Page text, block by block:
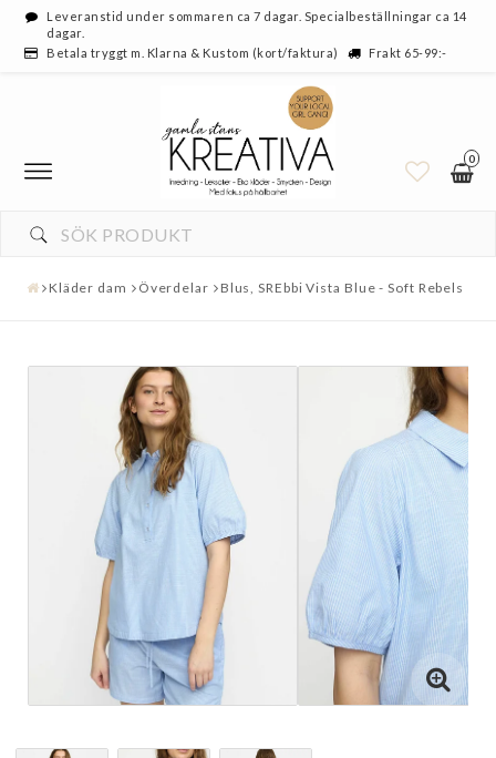
Leveranstid under sommaren ca 7 dagar. Specialbeställningar ca 14
dagar.
Betala tryggt m. Klarna & Kustom (kort/faktura)
Frakt 65-99:-
0
Kläder dam Överdelar Blus, SREbbi Vista Blue - Soft Rebels